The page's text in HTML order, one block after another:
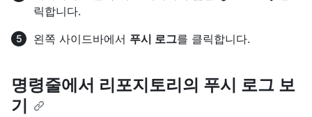
릭합니다.
왼쪽 사이드바에서 푸시 로그를 클릭합니다.
명령줄에서 리포지토리의 푸시 로그 보
기